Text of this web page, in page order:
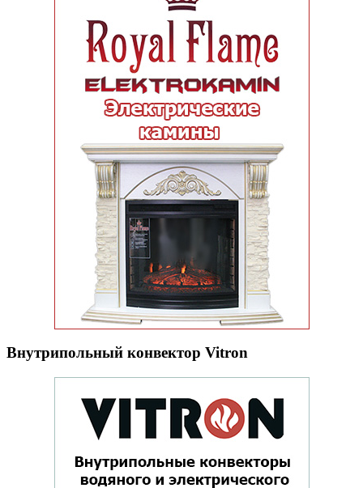
Внутрипольный конвектор Vitron